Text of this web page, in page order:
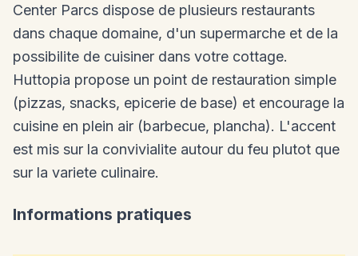
Center Parcs dispose de plusieurs restaurants
dans chaque domaine, d'un supermarche et de la
possibilite de cuisiner dans votre cottage.
Huttopia propose un point de restauration simple
(pizzas, snacks, epicerie de base) et encourage la
cuisine en plein air (barbecue, plancha). L'accent
est mis sur la convivialite autour du feu plutot que
sur la variete culinaire.
Informations pratiques